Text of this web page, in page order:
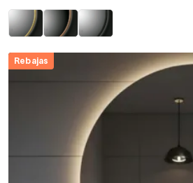
Rebajas